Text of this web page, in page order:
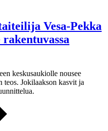
Vesa-Pekka
keskusaukiolle nousee
teos. Jokilaakson kasvit ja